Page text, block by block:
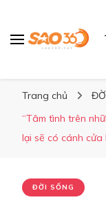
Trang chủ
“Tâm tình trên
lại sẽ có cánh cửa
ĐỜI SỐNG